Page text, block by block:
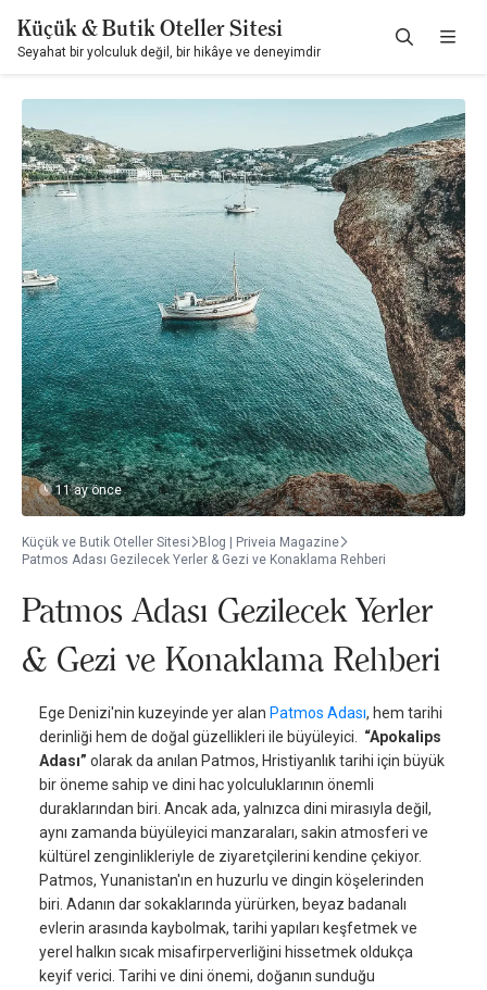
Küçük & Butik Oteller Sitesi
Seyahat bir yolculuk değil, bir hikâye ve deneyimdir
11 ay önce
Küçük ve Butik Oteller Sitesi
Blog | Priveia Magazine
Patmos Adası Gezilecek Yerler & Gezi ve Konaklama Rehberi
Patmos Adası Gezilecek Yerler
& Gezi ve Konaklama Rehberi
Ege Denizi'nin kuzeyinde yer alan Patmos Adası, hem tarihi
derinliği hem de doğal güzellikleri ile büyüleyici. “Apokalips
Adası” olarak da anılan Patmos, Hristiyanlık tarihi için büyük
bir öneme sahip ve dini hac yolculuklarının önemli
duraklarından biri. Ancak ada, yalnızca dini mirasıyla değil,
aynı zamanda büyüleyici manzaraları, sakin atmosferi ve
kültürel zenginlikleriyle de ziyaretçilerini kendine çekiyor.
Patmos, Yunanistan'ın en huzurlu ve dingin köşelerinden
biri. Adanın dar sokaklarında yürürken, beyaz badanalı
evlerin arasında kaybolmak, tarihi yapıları keşfetmek ve
yerel halkın sıcak misafirperverliğini hissetmek oldukça
keyif verici. Tarihi ve dini önemi, doğanın sunduğu